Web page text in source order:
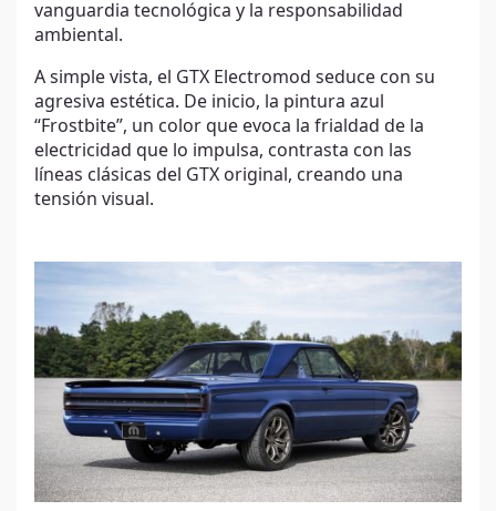
vanguardia tecnológica y la responsabilidad
ambiental.
A simple vista, el GTX Electromod seduce con su
agresiva estética. De inicio, la pintura azul
“Frostbite”, un color que evoca la frialdad de la
electricidad que lo impulsa, contrasta con las
líneas clásicas del GTX original, creando una
tensión visual.